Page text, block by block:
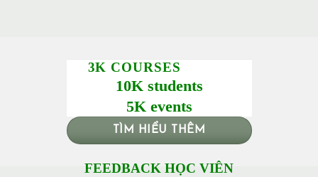
3K COURSES
10K students
5K events
TÌM HIỂU THÊM
FEEDBACK HỌC VIÊN